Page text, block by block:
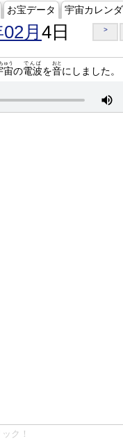
お宝データ 宇宙カレン
月 4日 >
宙
ゅう
の電波
でんぱ
を音
おと
にしました。
ク！